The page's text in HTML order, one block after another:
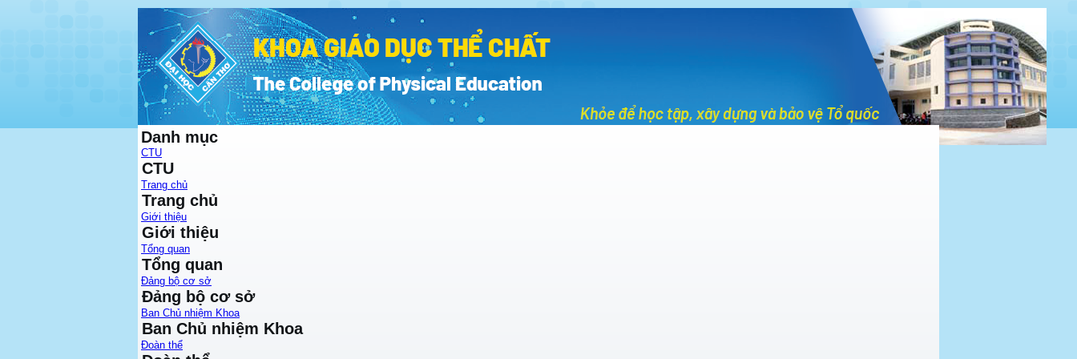
Danh mục
CTU
CTU
Trang chủ
Trang chủ
Giới thiệu
Giới thiệu
Tổng quan
Tổng quan
Đảng bộ cơ sở
Đảng bộ cơ sở
Ban Chủ nhiệm Khoa
Ban Chủ nhiệm Khoa
Đoàn thể